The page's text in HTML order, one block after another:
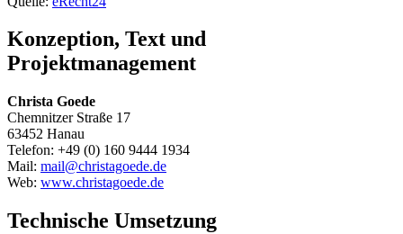
Konzeption, Text und
Projektmanagement
Christa Goede
Chemnitzer Straße 17
63452 Hanau
Telefon: +49 (0) 160 9444 1934
Mail: mail@christagoede.de
Web: www.christagoede.de
Technische Umsetzung